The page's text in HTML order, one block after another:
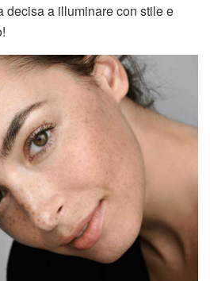
decisa a illuminare con stile e